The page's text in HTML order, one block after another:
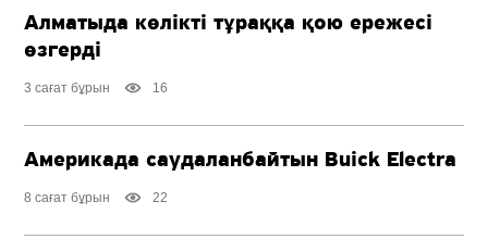
Алматыда көлікті тұраққа қою ережесі
өзгерді
3 сағат бұрын 16
Америкада саудаланбайтын Buick Electra
8 сағат бұрын 22